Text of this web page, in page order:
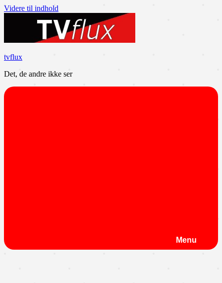
Videre til indhold
tvflux
Det, de andre ikke ser
Menu